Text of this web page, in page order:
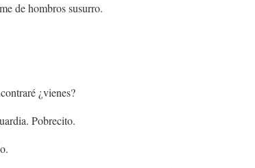
de hombros susurro.
¿vienes?
Pobrecito.